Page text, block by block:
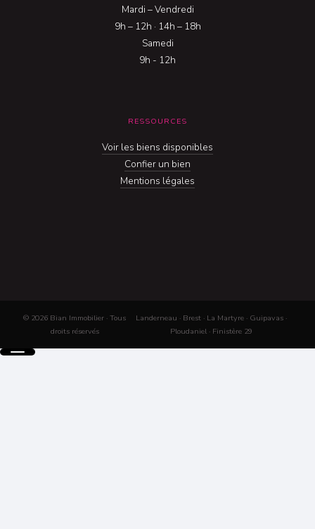
Mardi – Vendredi
9h – 12h · 14h – 18h
Samedi
9h - 12h
RESSOURCES
Voir les biens disponibles
Confier un bien
Mentions légales
© 2026 Bian Immobilier · Tous
droits réservés
Landerneau · Brest · La Martyre · Guipavas ·
Ploudaniel · Finistère 29